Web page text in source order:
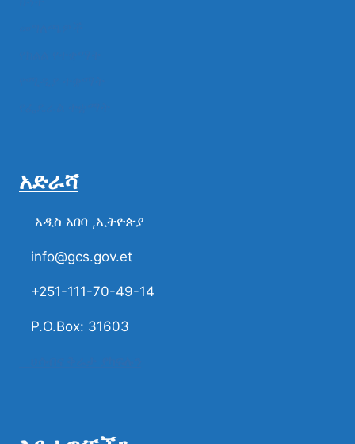
አድራሻ
አዲስ አበባ ,ኢትዮጵያ
info@gcs.gov.et
+251-111-70-49-14
P.O.Box: 31603